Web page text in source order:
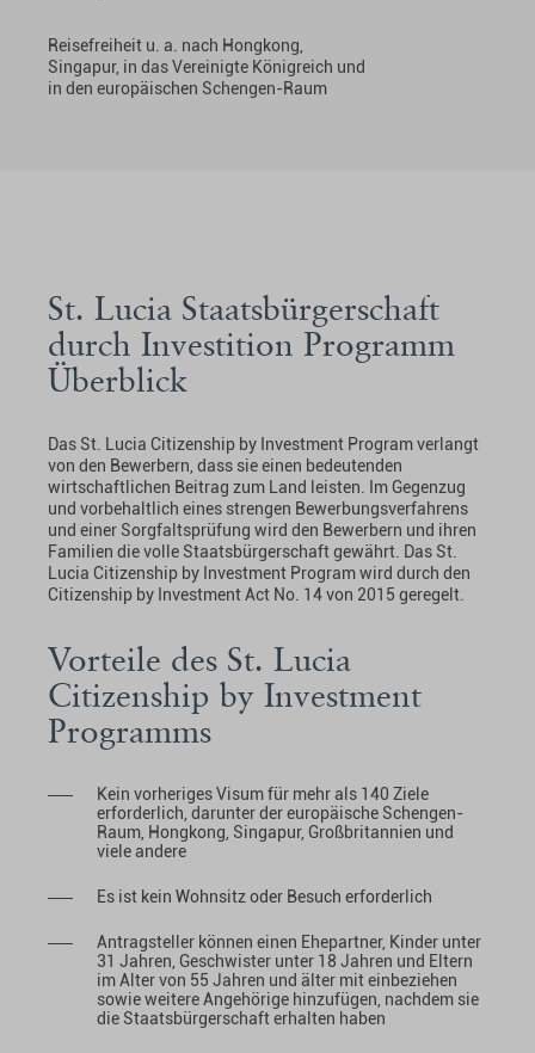
Reisefreiheit u. a. nach Hongkong,
Singapur, in das Vereinigte Königreich und
in den europäischen Schengen-Raum
St. Lucia Staatsbürgerschaft
durch Investition Programm
Überblick
Das St. Lucia Citizenship by Investment Program verlangt
von den Bewerbern, dass sie einen bedeutenden
wirtschaftlichen Beitrag zum Land leisten. Im Gegenzug
und vorbehaltlich eines strengen Bewerbungsverfahrens
und einer Sorgfaltsprüfung wird den Bewerbern und ihren
Familien die volle Staatsbürgerschaft gewährt. Das St.
Lucia Citizenship by Investment Program wird durch den
Citizenship by Investment Act No. 14 von 2015 geregelt.
Vorteile des St. Lucia
Citizenship by Investment
Programms
Kein vorheriges Visum für mehr als 140 Ziele
erforderlich, darunter der europäische Schengen-
Raum, Hongkong, Singapur, Großbritannien und
viele andere
Es ist kein Wohnsitz oder Besuch erforderlich
Antragsteller können einen Ehepartner, Kinder unter
31 Jahren, Geschwister unter 18 Jahren und Eltern
im Alter von 55 Jahren und älter mit einbeziehen
sowie weitere Angehörige hinzufügen, nachdem sie
die Staatsbürgerschaft erhalten haben